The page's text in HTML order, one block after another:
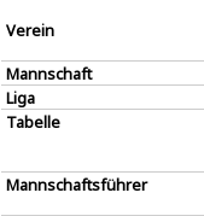
Verein
Mannschaft
Liga
Tabelle
Mannschaftsführer